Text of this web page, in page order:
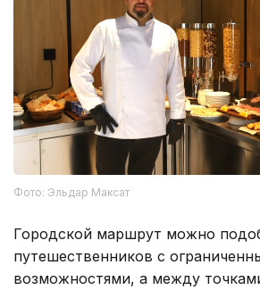
Фото: Эльдар Максат
Городской маршрут можно
путешественников с
возможностями, а между